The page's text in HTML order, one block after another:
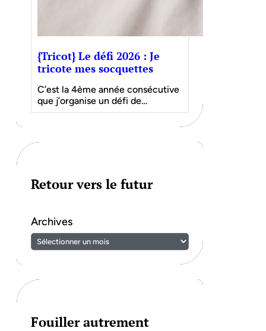
{Tricot} Le défi 2026 : Je
tricote mes socquettes
C’est la 4ème année consécutive
que j’organise un défi de…
Retour vers le futur
Archives
Fouiller autrement